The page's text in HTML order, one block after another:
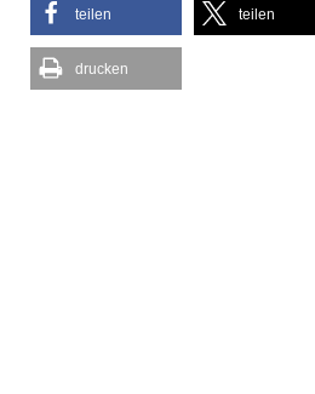
teilen teilen
drucken